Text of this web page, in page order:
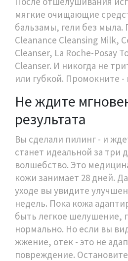
мягкие очищающие
бальзамы, гели без
Cleanance Cleansing Milk,
Cleanser, La Roche-Posay
Cleanser. И никогда не
или губкой. Промокните -
Не ждите
результата
Вы сделали пилинг - и
станет идеальной за три
волшебство. Это
кожи занимает 28 дней.
уходе вы увидите
недель. Пока кожа
быть легкое шелушение,
нормально. Но если вы
жжение, отек - это не
повреждение.